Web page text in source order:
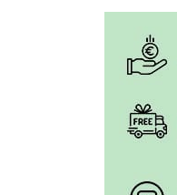
να αποφευχθεί η
Συστατικά:
Saccharomyces
Acidophilus 2,4 δις